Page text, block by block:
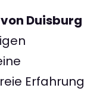
Duisburg
Erfahrung